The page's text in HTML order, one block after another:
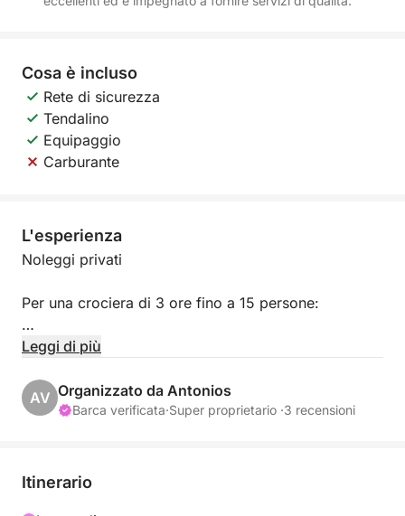
Cosa è incluso
Rete di sicurezza
Tendalino
Equipaggio
Carburante
L'esperienza
Noleggi privati
Per una crociera di 3 ore fino a 15 persone:
**Noleggio imbarcazione €750
Bevande locali illimitate extra €10 a persona.
verdure, pasta, insalata, frutta di stagione.
Leggi di più
AV Organizzato da Antonios
Barca verificata·Super proprietario ·3 recensioni
Itinerario